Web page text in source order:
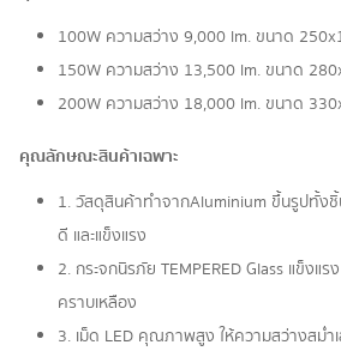
100W ความสว่าง 9,000 lm. ขนาด
150W ความสว่าง 13,500 lm. ขนาด
200W ความสว่าง 18,000 lm. ขนาด
คุณลักษณะสินค้าเฉพาะ
1. วัสดุสินค้าทำจากAluminium ขึ้นรูปทั้งชิ้
ดี และแข็งแรง
2. กระจกนิรภัย TEMPERED Glass แข็ง
คราบเหลือง
3. เม็ด LED คุณภาพสูง ให้ความสว่างสม่ำ